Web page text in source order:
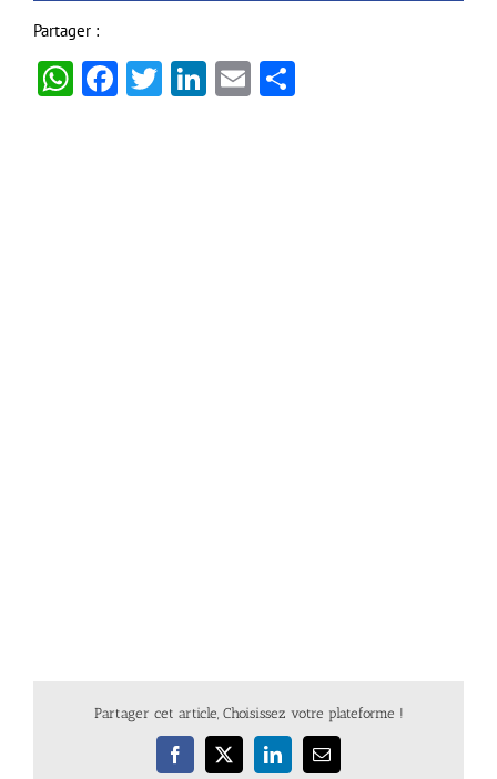
Partager :
WhatsApp
Facebook
Twitter
LinkedIn
Email
Partager cet article, Choisissez votre plateforme !
Facebook
X LinkedInEmail